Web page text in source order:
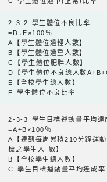
2-3-2 學生體位不良比率
=D÷E×100％
A【學生體位過輕人數】
B【學生體位過重人數】
C【學生體位肥胖人數】
D【學生體位不良總人數
E【全校學生總人數】
F 學生體位不良比率
2-3-3 學生目標運動量平均達
=A÷B×100％
A【達到每周累積210分鐘運
標之學生人 數】
B【全校學生總人數】
C 學生目標運動量平均達成率